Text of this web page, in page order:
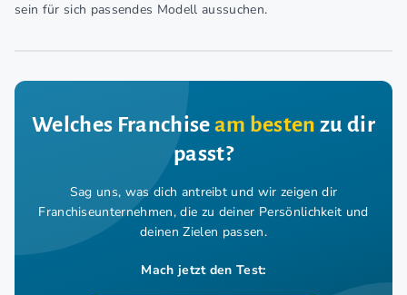
sein für sich passendes Modell aussuchen.
Welches Franchiseam besten zu dir
passt?
Sag uns, was dich antreibt und wir zeigen dir
Franchiseunternehmen, die zu deiner Persönlichkeit und
deinen Zielen passen.
Mach jetzt den Test: